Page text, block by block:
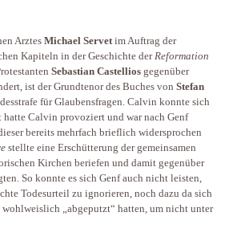
Arztes Michael Servetim Auftrag der
Kapiteln in der Geschichte derReformation
Sebastian Castellios gegenüber
ist der Grundtenor des Buches von Stefan
für Glaubensfragen. Calvin konnte sich
Calvin provoziert und war nach Genf
bereits mehrfach brieflich widersprochen
stellte eine Erschütterung der gemeinsamen
Kirchen beriefen und damit gegenüber
So konnte es sich Genf auch nicht leisten,
Todesurteil zu ignorieren, noch dazu da sich
„abgeputzt“ hatten, um nicht unter